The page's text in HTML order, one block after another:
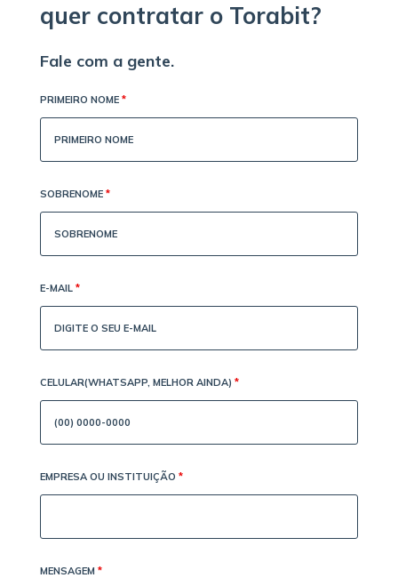
quer contratar o Torabit?
Fale com a gente.
PRIMEIRO NOME *
SOBRENOME *
E-MAIL *
CELULAR(WHATSAPP, MELHOR AINDA) *
EMPRESA OU INSTITUIÇÃO *
MENSAGEM *